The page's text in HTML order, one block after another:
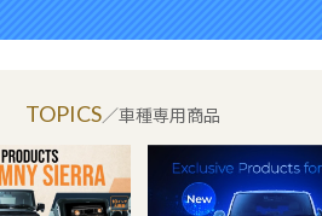
／車種専用商品